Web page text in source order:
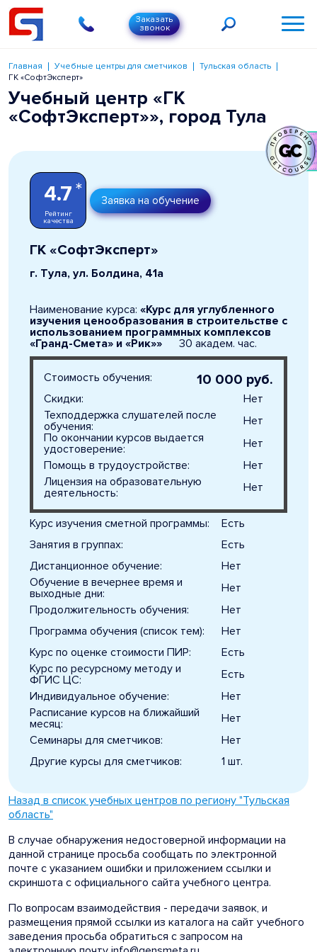
Заказать
звонок
Главная Учебные центры для сметчиков
Тульская область
ГК «СофтЭксперт»
Учебный центр «ГК
«СофтЭксперт»», город Тула
4.7*
Рейтинг
качества
ГК «СофтЭксперт»
г. Тула, ул. Болдина, 41а
Заявка на обучение
Наименование курса: «Курс для углубленного
изучения ценообразования в строительстве с
использованием программных комплексов
«Гранд-Смета» и «Рик»»
30 академ. час.
Курс изучения сметной программы:
Есть
Занятия в группах:
Есть
Дистанционное обучение:
Нет
Обучение в вечернее время и
выходные дни:
Нет
Продолжительность обучения:
Нет
Программа обучения (список тем):
Нет
Курс по оценке стоимости ПИР:
Есть
Курс по ресурсному методу и
ФГИС ЦС:
Есть
Индивидуальное обучение:
Нет
Расписание курсов на ближайший
месяц:
Нет
Семинары для сметчиков:
Нет
Другие курсы для сметчиков:
1 шт.
Стоимость обучения: 10 000 руб.
Скидки:
Нет
Техподдержка слушателей после
обучения:
Нет
По окончании курсов выдается
удостоверение:
Нет
Помощь в трудоустройстве:
Нет
Лицензия на образовательную
деятельность:
Нет
Назад в список учебных центров по региону "Тульская
область"
В случае обнаружения недостоверной информации на
данной странице просьба сообщать по электронной
почте с указанием ошибки и приложением ссылки и
скриншота с официального сайта учебного центра.
По вопросам взаимодействия - передачи заявок, и
размещения прямой ссылки из каталога на сайт учебного
заведения просьба обратиться с запросом на